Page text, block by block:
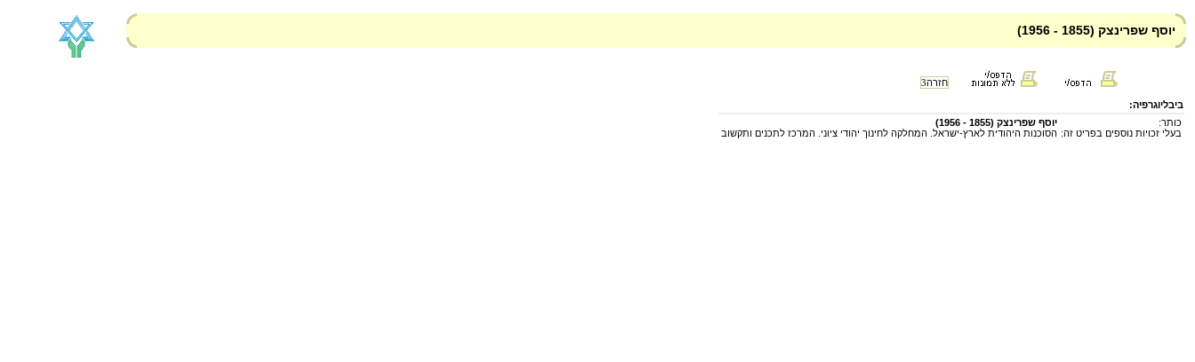
יוסף שפרינצק (1855 - 1956)
חזרה3
ביבליוגרפיה:
כותר:
יוסף שפרינצק (1855 - 1956)
בעלי זכויות נוספים בפריט זה: הסוכנות היהודית לארץ-ישראל. המחלקה לחינוך יהודי ציוני. המרכז לתכנים ותקשוב